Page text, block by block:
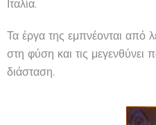
Ιταλία.
Τα έργα της εμπνέονται από
στη φύση και τις μεγενθύνει
διάσταση.